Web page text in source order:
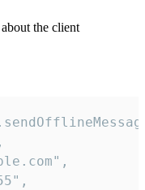
the client